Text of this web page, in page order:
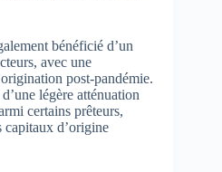
bénéficié d’un
avec une
post-pandémie.
légère atténuation
certains prêteurs,
capitaux d’origine